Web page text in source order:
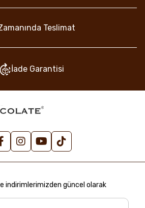
Teslimat
İade Garantisi
indirimlerimizden güncel olarak